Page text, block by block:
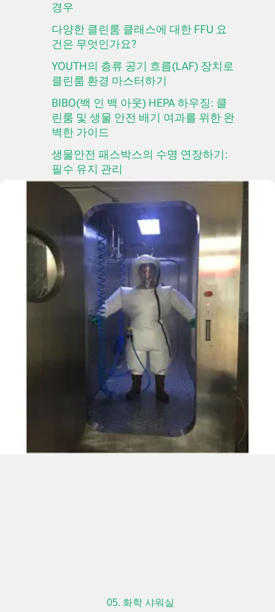
경우
다양한 클린룸 클래스에 대한 FFU 요
건은 무엇인가요?
YOUTH의 층류 공기 흐름(LAF) 장치로
클린룸 환경 마스터하기
BIBO(백 인 백 아웃) HEPA 하우징: 클
린룸 및 생물 안전 배기 여과를 위한 완
벽한 가이드
생물안전 패스박스의 수명 연장하기:
필수 유지 관리
05. 화학 샤워실